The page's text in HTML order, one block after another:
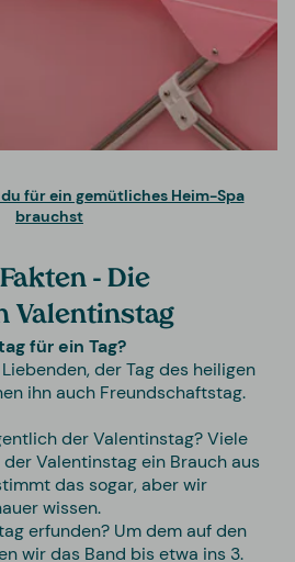
für ein gemütliches Heim-Spa
brauchst
- Die
Valentinstag
für ein Tag?
der Tag des heiligen
ihn auch Freundschaftstag.
der Valentinstag? Viele
Valentinstag ein Brauch aus
das sogar, aber wir
wissen.
erfunden? Um dem auf den
wir das Band bis etwa ins 3.